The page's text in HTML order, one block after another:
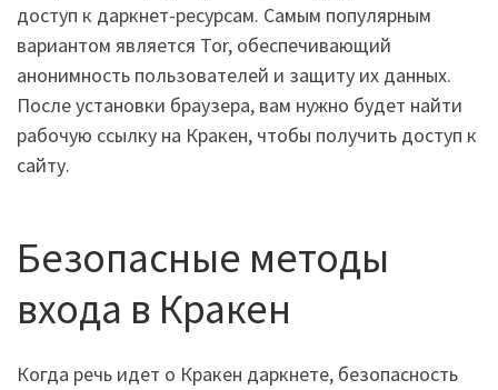
доступ к даркнет-ресурсам. Самым популярным
вариантом является Tor, обеспечивающий
анонимность пользователей и защиту их данных.
После установки браузера, вам нужно будет найти
рабочую ссылку на Кракен, чтобы получить доступ к
сайту.
Безопасные методы
входа в Кракен
Когда речь идет о Кракен даркнете, безопасность